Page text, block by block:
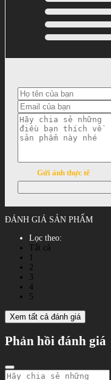
Gửi ảnh thực tế
ĐÁNH GIÁ SẢN PHẨM
Lọc theo:
Tất cả
2
3
4
5
Xem tất cả đánh giá
Phản hồi đánh giá